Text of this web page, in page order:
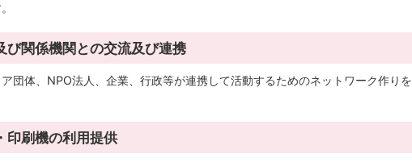
び関係機関との交流及び連携
団体、NPO法人、企業、行政等が連携して活動するためのネットワーク作りを
印刷機の利用提供